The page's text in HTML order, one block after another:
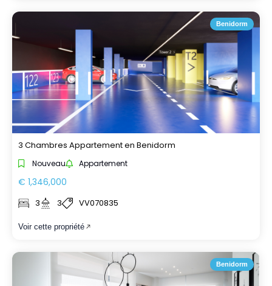
Benidorm
3 Chambres Appartement en Benidorm
Nouveau Appartement
€ 1,346,000
3 3 VV070835
Voir cette propriété
Benidorm